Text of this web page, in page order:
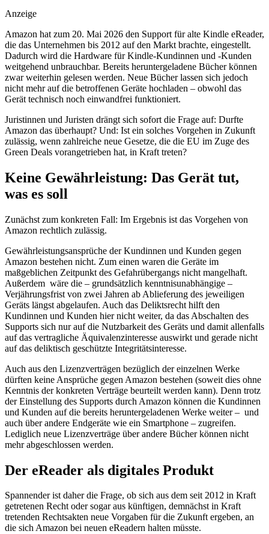
Anzeige
Amazon hat zum 20. Mai 2026 den Support für alte Kindle eReader,
die das Unternehmen bis 2012 auf den Markt brachte, eingestellt.
Dadurch wird die Hardware für Kindle-Kundinnen und -Kunden
weitgehend unbrauchbar. Bereits heruntergeladene Bücher können
zwar weiterhin gelesen werden. Neue Bücher lassen sich jedoch
nicht mehr auf die betroffenen Geräte hochladen – obwohl das
Gerät technisch noch einwandfrei funktioniert.
Juristinnen und Juristen drängt sich sofort die Frage auf: Durfte
Amazon das überhaupt? Und: Ist ein solches Vorgehen in Zukunft
zulässig, wenn zahlreiche neue Gesetze, die die EU im Zuge des
Green Deals vorangetrieben hat, in Kraft treten?
Keine Gewährleistung: Das Gerät tut,
was es soll
Zunächst zum konkreten Fall: Im Ergebnis ist das Vorgehen von
Amazon rechtlich zulässig.
Gewährleistungsansprüche der Kundinnen und Kunden gegen
Amazon bestehen nicht. Zum einen waren die Geräte im
maßgeblichen Zeitpunkt des Gefahrübergangs nicht mangelhaft.
Außerdem wäre die – grundsätzlich kenntnisunabhängige –
Verjährungsfrist von zwei Jahren ab Ablieferung des jeweiligen
Geräts längst abgelaufen. Auch das Deliktsrecht hilft den
Kundinnen und Kunden hier nicht weiter, da das Abschalten des
Supports sich nur auf die Nutzbarkeit des Geräts und damit allenfalls
auf das vertragliche Äquivalenzinteresse auswirkt und gerade nicht
auf das deliktisch geschützte Integritätsinteresse.
Auch aus den Lizenzverträgen bezüglich der einzelnen Werke
dürften keine Ansprüche gegen Amazon bestehen (soweit dies ohne
Kenntnis der konkreten Verträge beurteilt werden kann). Denn trotz
der Einstellung des Supports durch Amazon können die Kundinnen
und Kunden auf die bereits heruntergeladenen Werke weiter – und
auch über andere Endgeräte wie ein Smartphone – zugreifen.
Lediglich neue Lizenzverträge über andere Bücher können nicht
mehr abgeschlossen werden.
Der eReader als digitales Produkt
Spannender ist daher die Frage, ob sich aus dem seit 2012 in Kraft
getretenen Recht oder sogar aus künftigen, demnächst in Kraft
tretenden Rechtsakten neue Vorgaben für die Zukunft ergeben, an
die sich Amazon bei neuen eReadern halten müsste.